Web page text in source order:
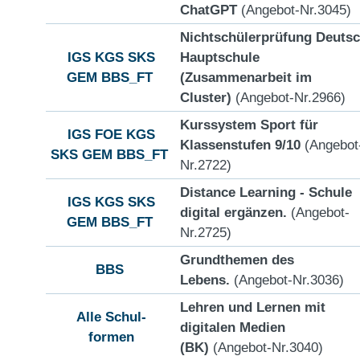
ChatGPT(Angebot-Nr.3045)
IGS KGS SKS
GEM BBS_FT
Nichtschülerprüfung
Hauptschule
(Zusammenarbeit im
Cluster) (Angebot-Nr.2966)
IGS FOE KGS
SKS GEM BBS_FT
Kurssystem Sport für
Klassenstufen 9/10
Nr.2722)
IGS KGS SKS
GEM BBS_FT
Distance Learning - Schule
digital ergänzen. (Angebot-
Nr.2725)
BBS
Grundthemen des
Lebens. (Angebot-Nr.3036)
Alle Schul-
formen
Lehren und Lernen mit
digitalen Medien
(BK) (Angebot-Nr.3040)